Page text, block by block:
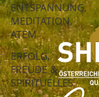
ENTSPANNUNG,
MEDITATION,
ATEM
ERFOLG,
FREUDE &
SPIRITUELLES